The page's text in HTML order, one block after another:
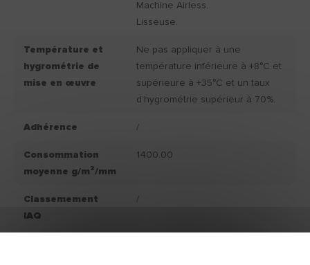
Machine Airless.
Lisseuse.
Température et
hygrométrie de
mise en œuvre
Ne pas appliquer à une
température inférieure à +8°C et
supérieure à +35°C et un taux
d’hygrométrie supérieur à 70%.
Adhérence /
Consommation
moyenne g/m²/mm
1400.00
Classemement
IAQ
/